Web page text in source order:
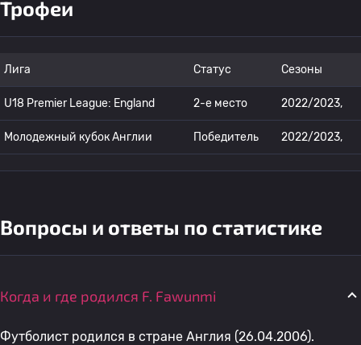
Трофеи
Лига Статус Сезоны
U18 Premier League: England 2-е место 2022/2023,
Молодежный кубок Англии Победитель 2022/2023,
Вопросы и ответы по статистике
Когда и где родился F. Fawunmi
Футболист родился в стране Англия (26.04.2006).